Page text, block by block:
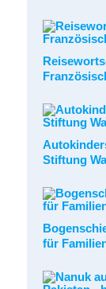
Stiftung
für